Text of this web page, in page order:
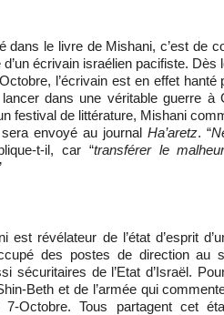
dans le livre de Mishani, c’est de
écrivain israélien pacifiste. Dès
l’écrivain est en effet hanté
dans une véritable guerre à
festival de littérature, Mishani
envoyé au journal Ha’aretz. “
t-il, car “transférer le
est révélateur de l’état d’esprit
des postes de direction au
sécuritaires de l’Etat d’Israël.
Beth et de l’armée qui
Octobre. Tous partagent cet